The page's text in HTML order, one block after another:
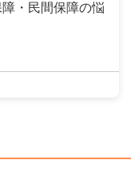
・民間保障の悩